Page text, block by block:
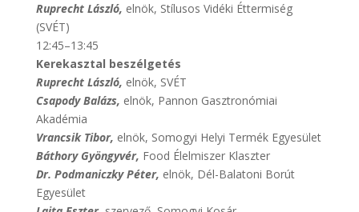
Ruprecht László, elnök, Stílusos Vidéki Éttermiség
(SVÉT)
12:45–13:45
Kerekasztal beszélgetés
Ruprecht László, elnök, SVÉT
Csapody Balázs, elnök, Pannon Gasztronómiai
Akadémia
Vrancsik Tibor, elnök, Somogyi Helyi Termék Egyesület
Báthory Gyöngyvér, Food Élelmiszer Klaszter
Dr. Podmaniczky Péter, elnök, Dél-Balatoni Borút
Egyesület